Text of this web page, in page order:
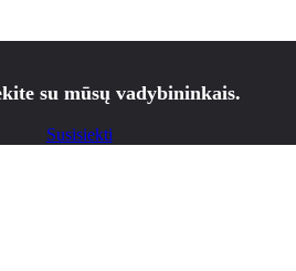
su mūsų vadybininkais.
Susisiekti